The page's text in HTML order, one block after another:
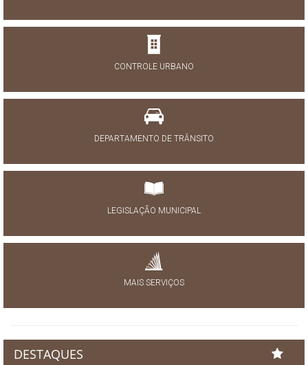
CONTROLE URBANO
DEPARTAMENTO DE TRÂNSITO
LEGISLAÇÃO MUNICIPAL
MAIS SERVIÇOS
DESTAQUES